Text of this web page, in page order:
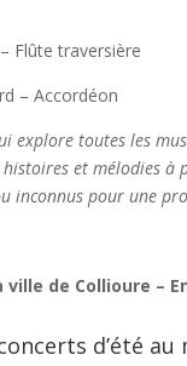
Flûte traversière
– Accordéon
explore toutes les
et mélodies à
inconnus pour une
de Collioure –
d’été au